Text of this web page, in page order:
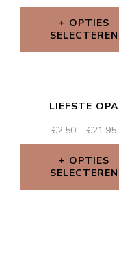
OPTIES
SELECTEREN
LIEFSTE OPA
€2.50 –€21.95
OPTIES
SELECTEREN